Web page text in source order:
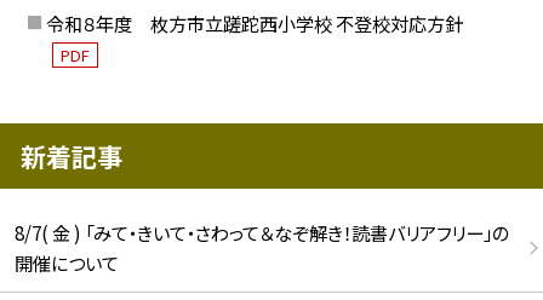
令和８年度 枚方市立蹉跎西小学校 不登校対応方針
PDF
新着記事
8/7( 金 ) 「みて・きいて・さわって＆なぞ解き！読書バリアフリー」の
開催について